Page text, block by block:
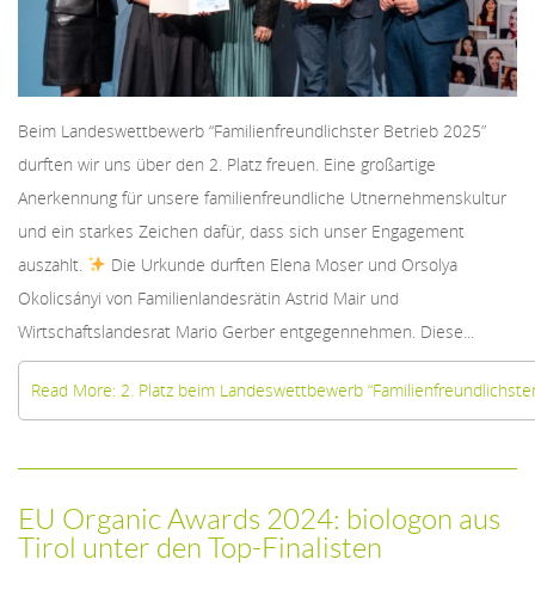
Beim Landeswettbewerb “Familienfreundlichster Betrieb 2025”
durften wir uns über den 2. Platz freuen. Eine großartige
Anerkennung für unsere familienfreundliche Utnernehmenskultur
und ein starkes Zeichen dafür, dass sich unser Engagement
auszahlt.
Die Urkunde durften Elena Moser und Orsolya
Okolicsányi von Familienlandesrätin Astrid Mair und
Wirtschaftslandesrat Mario Gerber entgegennehmen. Diese...
Read More: 2. Platz beim Landeswettbewerb
EU Organic Awards 2024: biologon aus
Tirol unter den Top-Finalisten